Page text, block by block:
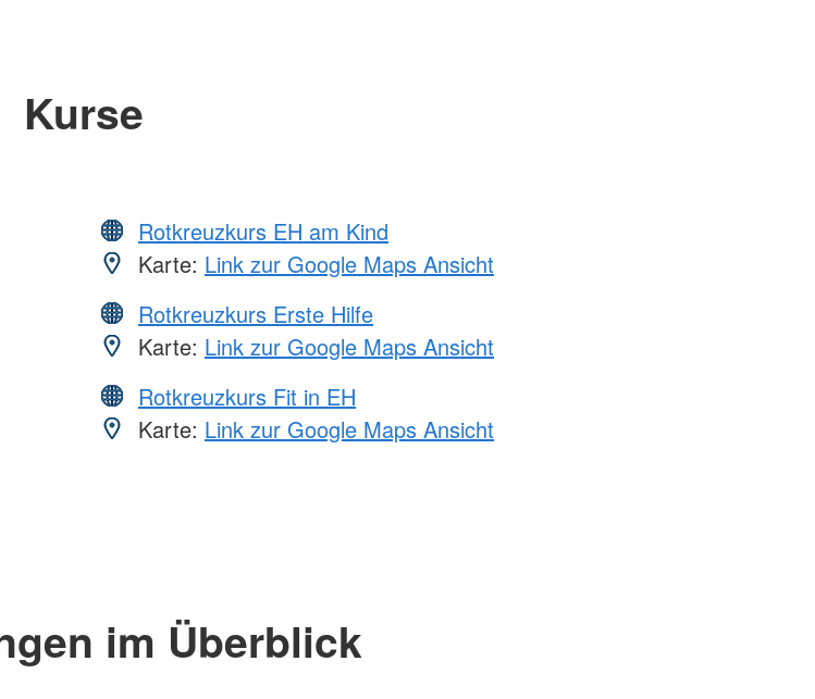
Kurse
Rotkreuzkurs EH am Kind
Karte: Link zur Google Maps Ansicht
Rotkreuzkurs Erste Hilfe
Karte: Link zur Google Maps Ansicht
Rotkreuzkurs Fit in EH
Karte: Link zur Google Maps Ansicht
im Überblick